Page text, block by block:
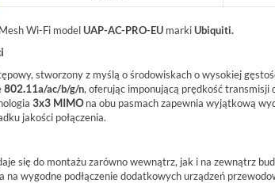
Wi-Fi modelUAP-AC-PRO-EU markiUbiquiti.
stworzony z myślą o środowiskach o wysokiej
802.11a/ac/b/g/n, oferując imponującą prędkość transmisji
3x3 MIMOna obu pasmach zapewnia wyjątkową
jakości połączenia.
się do montażu zarówno wewnątrz, jak i na zewnątrz
na wygodne podłączenie dodatkowych urządzeń